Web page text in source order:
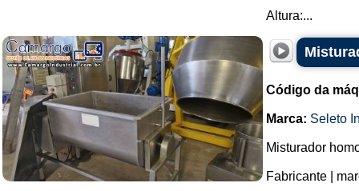
Altura:...
Código da
Marca: Seleto
Misturador
Fabricante |